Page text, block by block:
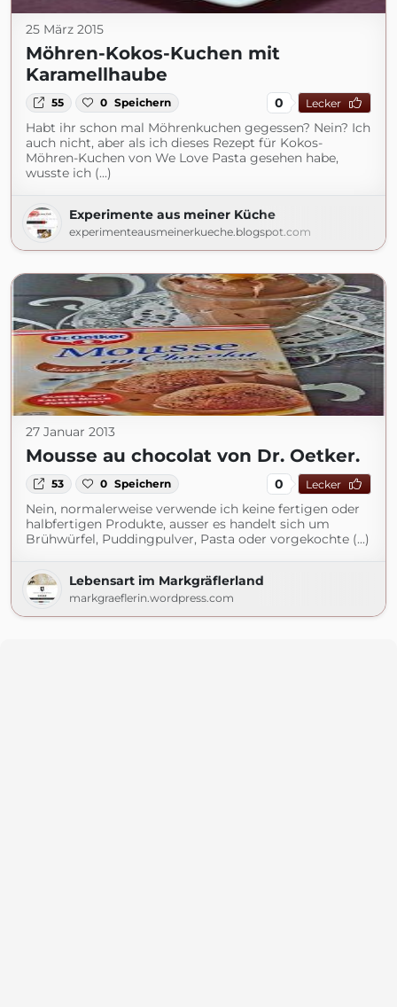
25 März 2015
Möhren-Kokos-Kuchen mit
Karamellhaube
55 0 Speichern 0 Lecker
Habt ihr schon mal Möhrenkuchen gegessen? Nein? Ich
auch nicht, aber als ich dieses Rezept für Kokos-
Möhren-Kuchen von We Love Pasta gesehen habe,
wusste ich (...)
Experimente aus meiner Küche
experimenteausmeinerkueche.blogspot.com
27 Januar 2013
Mousse au chocolat von Dr. Oetker.
53 0 Speichern 0 Lecker
Nein, normalerweise verwende ich keine fertigen oder
halbfertigen Produkte, ausser es handelt sich um
Brühwürfel, Puddingpulver, Pasta oder vorgekochte (...)
Lebensart im Markgräflerland
markgraeflerin.wordpress.com